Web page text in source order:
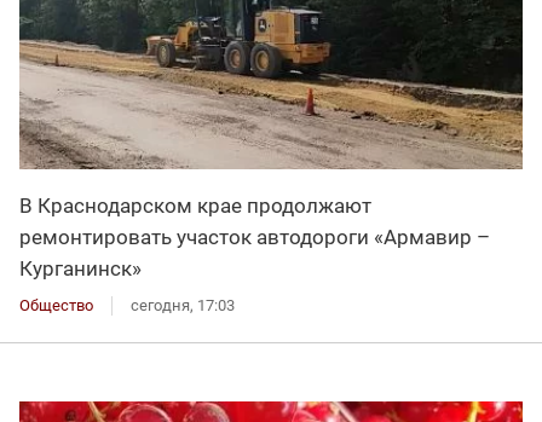
В Краснодарском крае продолжают
ремонтировать участок автодороги «Армавир –
Курганинск»
Общество сегодня, 17:03